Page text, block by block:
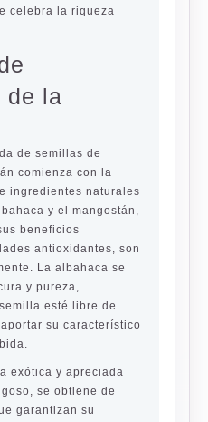
celebra la riqueza
de la
de semillas de
comienza con la
ingredientes naturales
y el mangostán,
beneficios
antioxidantes, son
La albahaca se
y pureza,
esté libre de
su característico
exótica y apreciada
se obtiene de
garantizan su